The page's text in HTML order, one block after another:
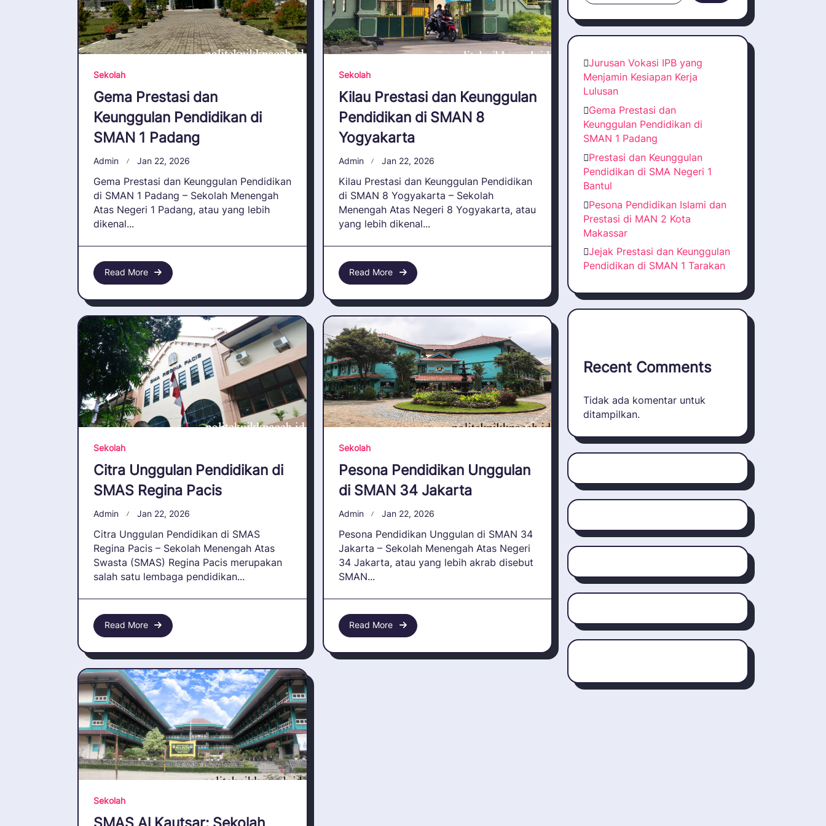
Sekolah
Gema Prestasi dan
Keunggulan Pendidikan di
SMAN 1 Padang
Admin Jan 22, 2026
Gema Prestasi dan Keunggulan Pendidikan
di SMAN 1 Padang – Sekolah Menengah
Atas Negeri 1 Padang, atau yang lebih
dikenal...
Read More
Sekolah
Kilau Prestasi dan Keunggulan
Pendidikan di SMAN 8
Yogyakarta
Admin Jan 22, 2026
Kilau Prestasi dan Keunggulan Pendidikan
di SMAN 8 Yogyakarta – Sekolah
Menengah Atas Negeri 8 Yogyakarta, atau
yang lebih dikenal...
Read More
Sekolah
Citra Unggulan Pendidikan di
SMAS Regina Pacis
Admin Jan 22, 2026
Citra Unggulan Pendidikan di SMAS
Regina Pacis – Sekolah Menengah Atas
Swasta (SMAS) Regina Pacis merupakan
salah satu lembaga pendidikan...
Read More
Sekolah
Pesona Pendidikan Unggulan
di SMAN 34 Jakarta
Admin Jan 22, 2026
Pesona Pendidikan Unggulan di SMAN 34
Jakarta – Sekolah Menengah Atas Negeri
34 Jakarta, atau yang lebih akrab disebut
SMAN...
Read More
Sekolah
SMAS Al Kautsar: Sekolah
Jurusan Vokasi IPB yang
Menjamin Kesiapan Kerja
Lulusan
Gema Prestasi dan
Keunggulan Pendidikan di
SMAN 1 Padang
Prestasi dan Keunggulan
Pendidikan di SMA Negeri 1
Bantul
Pesona Pendidikan Islami dan
Prestasi di MAN 2 Kota
Makassar
Jejak Prestasi dan Keunggulan
Pendidikan di SMAN 1 Tarakan
Recent Comments
Tidak ada komentar untuk
ditampilkan.